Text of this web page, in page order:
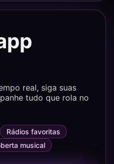
real, siga suas
tudo que rola no
Rádios favoritas
musical